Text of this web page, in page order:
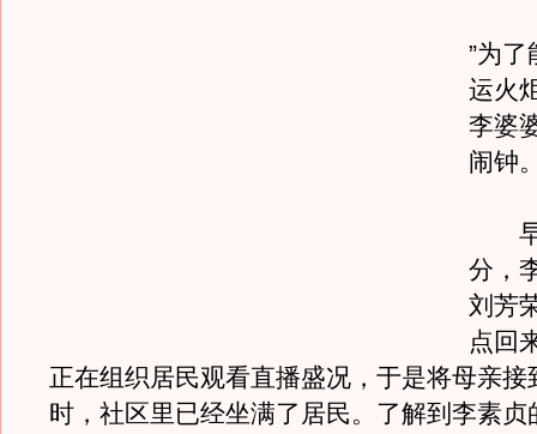
”为
运火
李婆
闹钟
早
分，
刘芳
点回
正在组织居民观看直播盛况，于是将母亲接
时，社区里已经坐满了居民。了解到李素贞